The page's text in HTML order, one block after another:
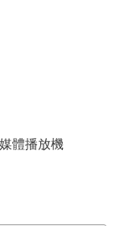
體播放機